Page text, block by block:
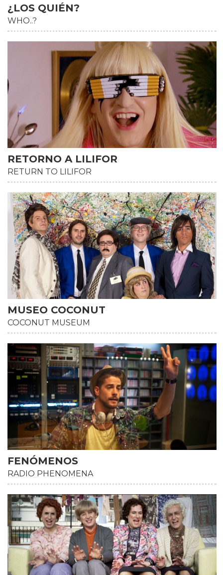
¿LOS QUIÉN?
WHO..?
HD
RETORNO A LILIFOR
RETURN TO LILIFOR
MUSEO COCONUT
COCONUT MUSEUM
FENÓMENOS
RADIO PHENOMENA